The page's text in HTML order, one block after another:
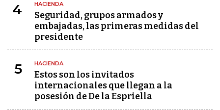
4 HACIENDA
Seguridad, grupos armados y
embajadas, las primeras medidas del
presidente
5 HACIENDA
Estos son los invitados
internacionales que llegan a la
posesión de De la Espriella